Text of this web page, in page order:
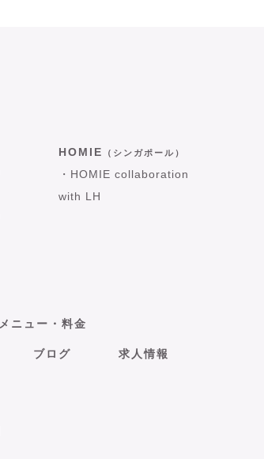
HOMIE （シンガポール）
・HOMIE collaboration
with LH
メニュー・料金
ブログ 求人情報